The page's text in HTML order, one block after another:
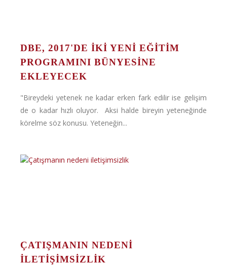
DBE, 2017'DE İKI YENI EĞITIM
PROGRAMINI BÜNYESINE
EKLEYECEK
"Bireydeki yetenek ne kadar erken fark edilir ise gelişim
de o kadar hızlı oluyor. Aksi halde bireyin yeteneğinde
körelme söz konusu. Yeteneğin...
ÇATIŞMANIN NEDENI
ILETIŞIMSIZLIK